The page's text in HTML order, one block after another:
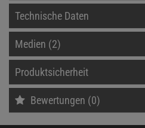
Technische Daten
Medien (2)
Produktsicherheit
Bewertungen (0)